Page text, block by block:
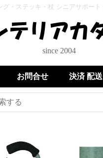
since 2004
お問合せ 決済 配送